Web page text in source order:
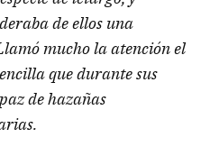
de ellos una
mucho la atención el
que durante sus
de hazañas